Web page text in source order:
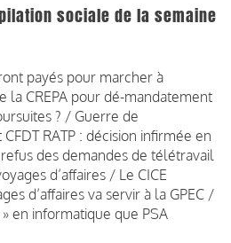
sociale de la semaine
payés pour marcher à
la CREPA pour dé-mandatement
? / Guerre de
RATP : décision infirmée en
des demandes de télétravail
d’affaires / Le CICE
d’affaires va servir à la GPEC /
en informatique que PSA